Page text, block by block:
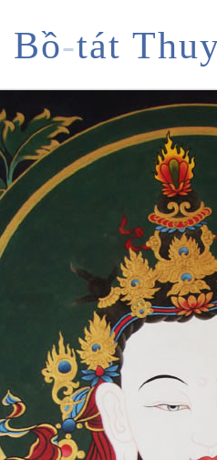
Bồ-tát